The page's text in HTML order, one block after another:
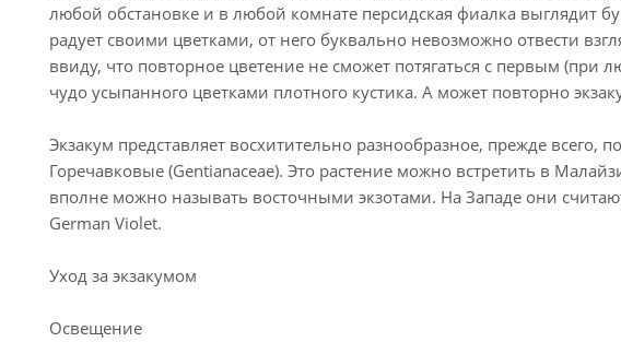
любой обстановке и в любой комнате персидская фиалка выглядит
радует своими цветками, от него буквально невозможно отвести
ввиду, что повторное цветение не сможет потягаться с первым
чудо усыпанного цветками плотного кустика. А может повторно
Экзакум представляет восхитительно разнообразное, прежде всего,
Горечавковые (Gentianaceae). Это растение можно встретить в
вполне можно называть восточными экзотами. На Западе они
German Violet.
Уход за экзакумом
Освещение